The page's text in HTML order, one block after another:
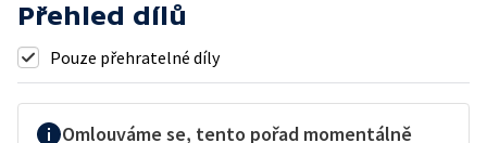
Přehled dílů
Pouze přehratelné díly
Omlouváme se, tento pořad momentálně